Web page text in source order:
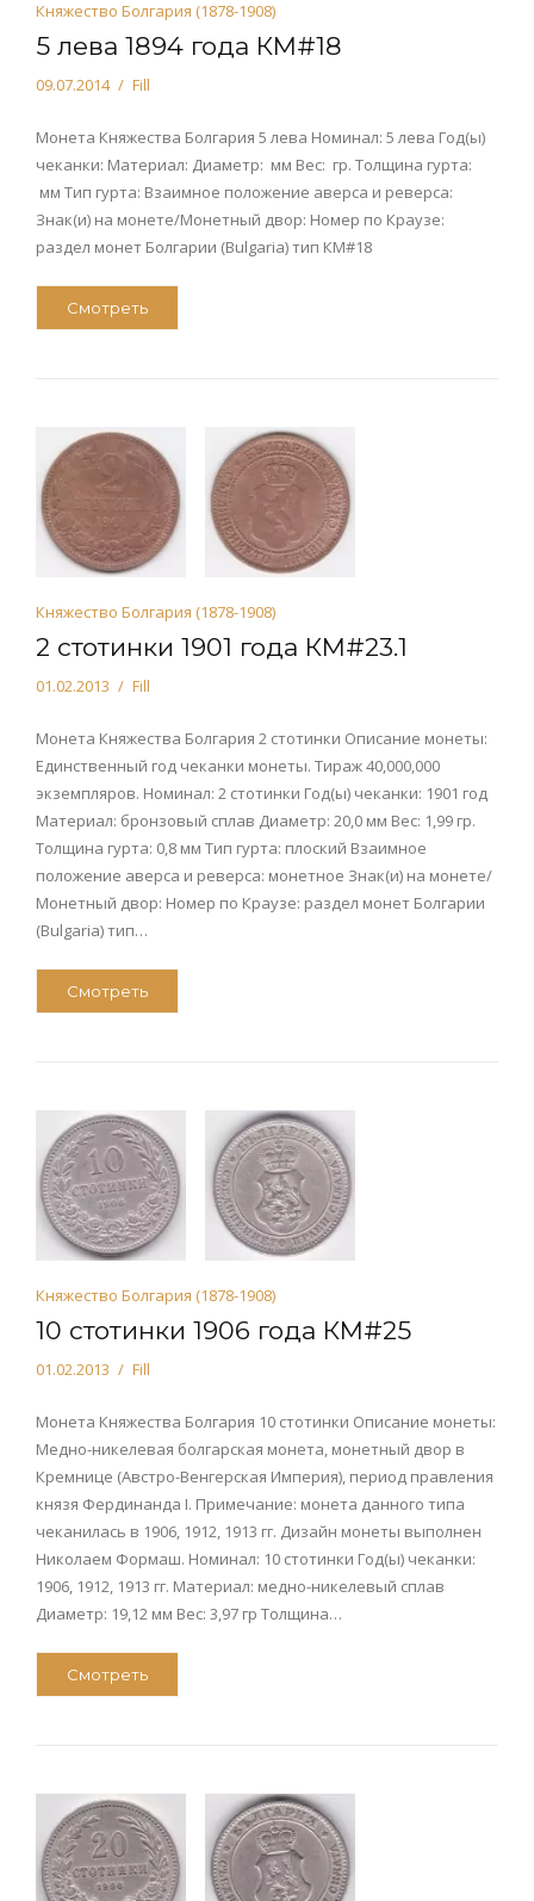
Княжество Болгария (1878-1908)
5 лева 1894 года КМ#18
09.07.2014 Fill
Монета Княжества Болгария 5 лева Номинал: 5 лева Год(ы)
чеканки: Материал: Диаметр: мм Вес: гр. Толщина гурта:
мм Тип гурта: Взаимное положение аверса и реверса:
Знак(и) на монете/Монетный двор: Номер по Краузе:
раздел монет Болгарии (Bulgaria) тип КМ#18
Смотреть
Княжество Болгария (1878-1908)
2 стотинки 1901 года КМ#23.1
01.02.2013 Fill
Монета Княжества Болгария 2 стотинки Описание монеты:
Единственный год чеканки монеты. Тираж 40,000,000
экземпляров. Номинал: 2 стотинки Год(ы) чеканки: 1901 год
Материал: бронзовый сплав Диаметр: 20,0 мм Вес: 1,99 гр.
Толщина гурта: 0,8 мм Тип гурта: плоский Взаимное
положение аверса и реверса: монетное Знак(и) на монете/
Монетный двор: Номер по Краузе: раздел монет Болгарии
(Bulgaria) тип…
Смотреть
Княжество Болгария (1878-1908)
10 стотинки 1906 года КМ#25
01.02.2013 Fill
Монета Княжества Болгария 10 стотинки Описание монеты:
Медно-никелевая болгарская монета, монетный двор в
Кремнице (Австро-Венгерская Империя), период правления
князя Фердинанда I. Примечание: монета данного типа
чеканилась в 1906, 1912, 1913 гг. Дизайн монеты выполнен
Николаем Формаш. Номинал: 10 стотинки Год(ы) чеканки:
1906, 1912, 1913 гг. Материал: медно-никелевый сплав
Диаметр: 19,12 мм Вес: 3,97 гр Толщина…
Смотреть